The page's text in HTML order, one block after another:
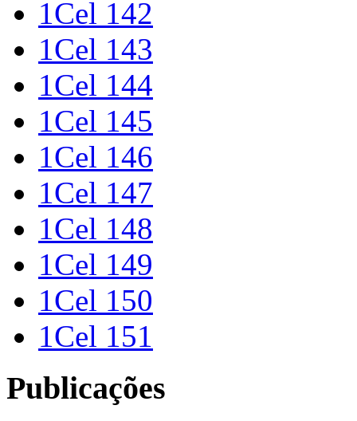
1Cel 142
1Cel 143
1Cel 144
1Cel 145
1Cel 146
1Cel 147
1Cel 148
1Cel 149
1Cel 150
1Cel 151
Publicações